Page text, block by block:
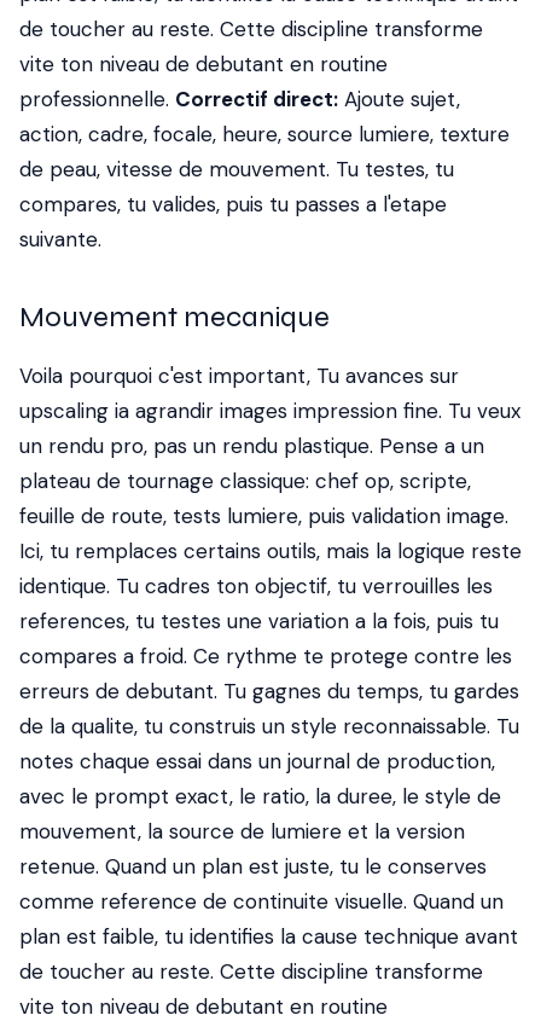
de toucher au reste. Cette discipline transforme
vite ton niveau de debutant en routine
professionnelle. Correctif direct: Ajoute sujet,
action, cadre, focale, heure, source lumiere, texture
de peau, vitesse de mouvement. Tu testes, tu
compares, tu valides, puis tu passes a l'etape
suivante.
Mouvement mecanique
Voila pourquoi c'est important, Tu avances sur
upscaling ia agrandir images impression fine. Tu veux
un rendu pro, pas un rendu plastique. Pense a un
plateau de tournage classique: chef op, scripte,
feuille de route, tests lumiere, puis validation image.
Ici, tu remplaces certains outils, mais la logique reste
identique. Tu cadres ton objectif, tu verrouilles les
references, tu testes une variation a la fois, puis tu
compares a froid. Ce rythme te protege contre les
erreurs de debutant. Tu gagnes du temps, tu gardes
de la qualite, tu construis un style reconnaissable. Tu
notes chaque essai dans un journal de production,
avec le prompt exact, le ratio, la duree, le style de
mouvement, la source de lumiere et la version
retenue. Quand un plan est juste, tu le conserves
comme reference de continuite visuelle. Quand un
plan est faible, tu identifies la cause technique avant
de toucher au reste. Cette discipline transforme
vite ton niveau de debutant en routine